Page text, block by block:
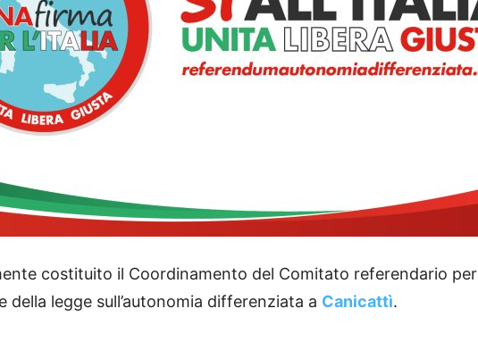
costituito il Coordinamento del Comitato referendario per
della legge sull’autonomia differenziata a Canicattì.